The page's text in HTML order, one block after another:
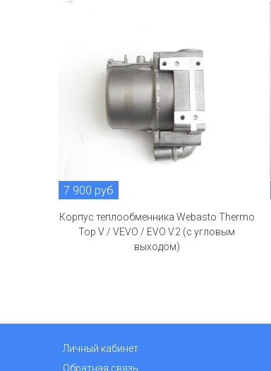
7 900 руб
Корпус теплообменника Webasto Thermo
Top V / VEVO / EVO V.2 (с угловым
выходом)
Личный кабинет
Обратная связь